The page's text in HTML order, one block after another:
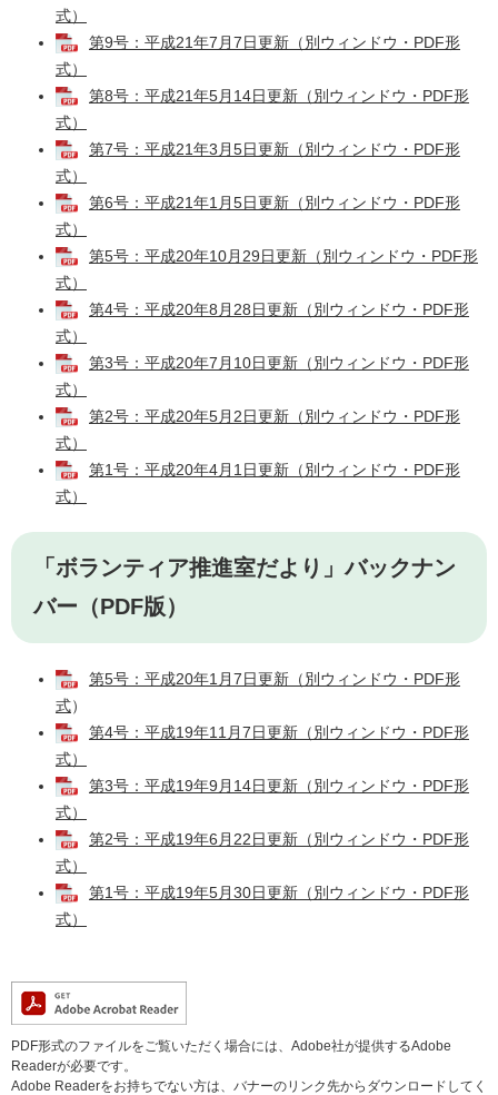
式）
第9号：平成21年7月7日更新（別ウィンドウ・PDF形
式）
第8号：平成21年5月14日更新（別ウィンドウ・PDF形
式）
第7号：平成21年3月5日更新（別ウィンドウ・PDF形
式）
第6号：平成21年1月5日更新（別ウィンドウ・PDF形
式）
第5号：平成20年10月29日更新（別ウィンドウ・PDF形
式）
第4号：平成20年8月28日更新（別ウィンドウ・PDF形
式）
第3号：平成20年7月10日更新（別ウィンドウ・PDF形
式）
第2号：平成20年5月2日更新（別ウィンドウ・PDF形
式）
第1号：平成20年4月1日更新（別ウィンドウ・PDF形
式）
「ボランティア推進室だより」バックナン
バー（PDF版）
第5号：平成20年1月7日更新（別ウィンドウ・PDF形
式）
第4号：平成19年11月7日更新（別ウィンドウ・PDF形
式）
第3号：平成19年9月14日更新（別ウィンドウ・PDF形
式）
第2号：平成19年6月22日更新（別ウィンドウ・PDF形
式）
第1号：平成19年5月30日更新（別ウィンドウ・PDF形
式）
PDF形式のファイルをご覧いただく場合には、Adobe社が提供するAdobe
Readerが必要です。
Adobe Readerをお持ちでない方は、バナーのリンク先からダウンロードしてく